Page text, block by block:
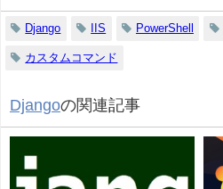
Django IIS PowerShell
カスタムコマンド
Djangoの関連記事